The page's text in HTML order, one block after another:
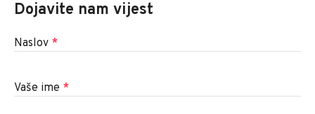
Dojavite nam vijest
Naslov *
Vaše ime *